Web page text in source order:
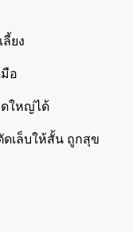
ยง
อ
ดใหญ่ได้
ดเล็บให้สั้น ถูกสุข